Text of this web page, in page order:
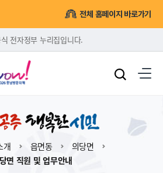
전체 홈페이지 바로가기
전자정부 누리집입니다.
개 읍면동
의당면
면 직원 및 업무안내